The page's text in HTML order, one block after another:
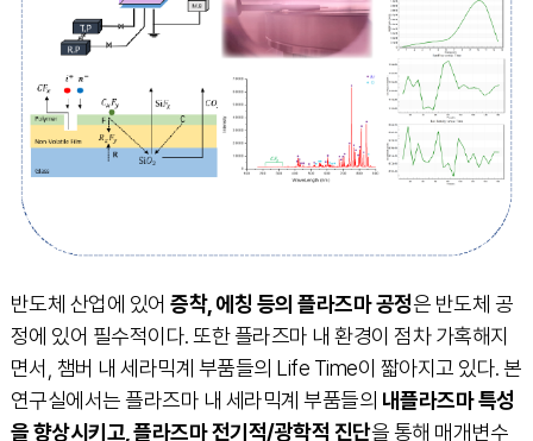
반도체 산업에 있어증착, 에칭 등의 플라즈마 공정은 반도체 공
정에 있어 필수적이다. 또한 플라즈마 내 환경이 점차 가혹해지
면서, 챔버 내 세라믹계 부품들의 Life Time이 짧아지고 있다. 본
연구실에서는 플라즈마 내 세라믹계 부품들의 내플라즈마 특성
을 향상시키고, 플라즈마 전기적/광학적 진단을 통해 매개변수